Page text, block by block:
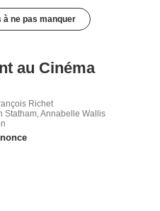
à ne pas manquer
au Cinéma
Richet
Statham, Annabelle Wallis